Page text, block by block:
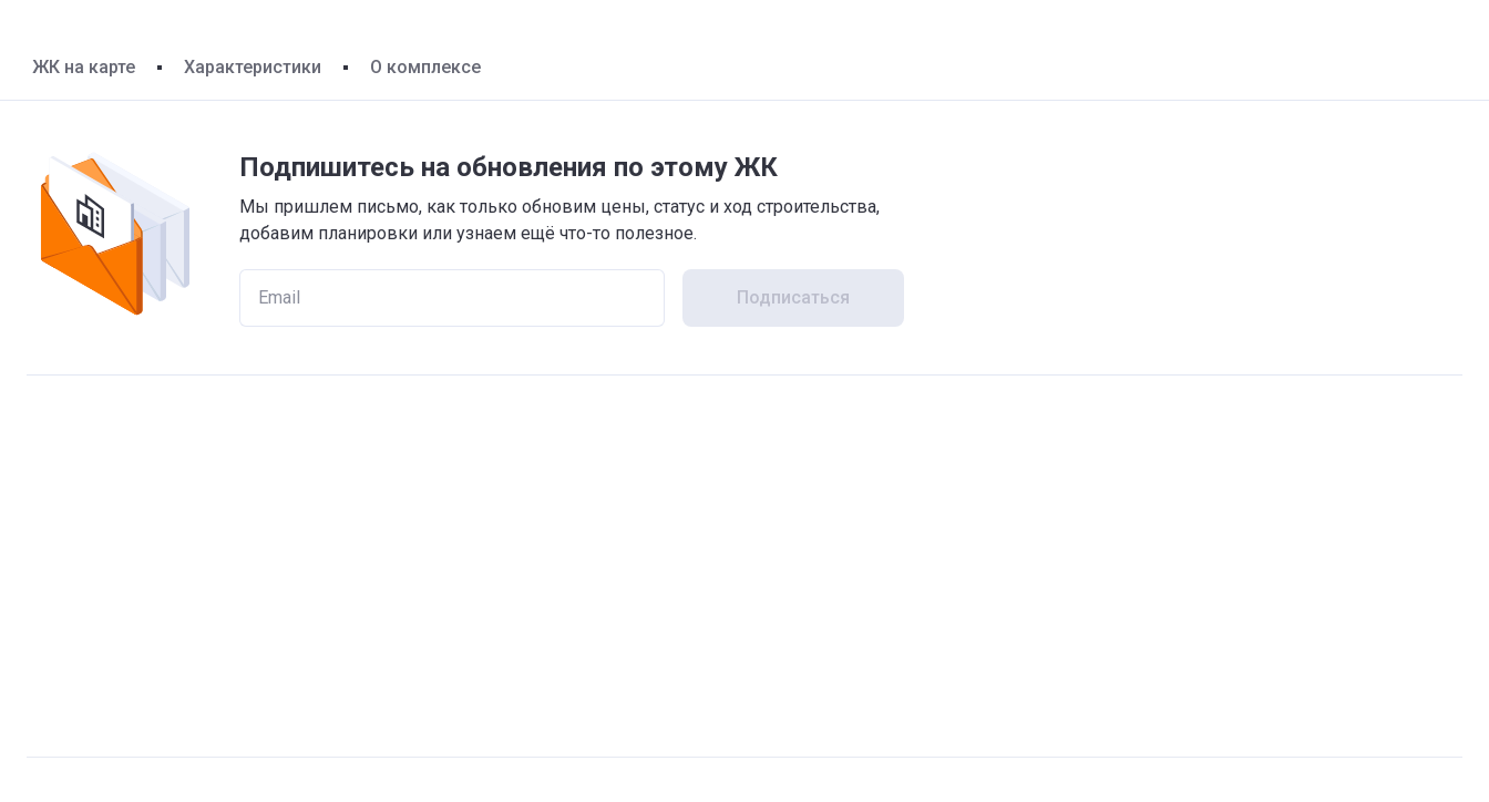
ЖК на карте Характеристики О комплексе
Подпишитесь на обновления по этому ЖК
Мы пришлем письмо, как только обновим цены, статус и ход строительства,
добавим планировки или узнаем ещё что-то полезное.
Подписаться